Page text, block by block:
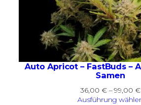
Auto Apricot – FastBuds –
Samen
36,00 € –99,00 €
Ausführung